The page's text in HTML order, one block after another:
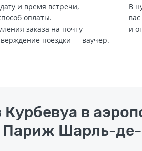
и время встречи,
оплаты.
заказа на почту
поездки — ваучер.
В
и
в
Шарль-